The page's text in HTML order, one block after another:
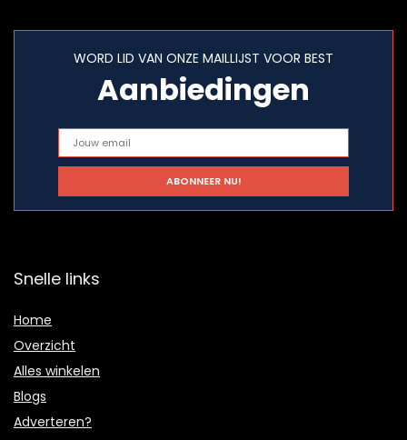
WORD LID VAN ONZE MAILLIJST VOOR BEST
Aanbiedingen
Snelle links
Home
Overzicht
Alles winkelen
Blogs
Adverteren?